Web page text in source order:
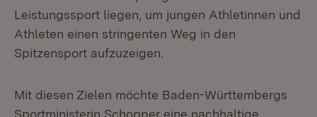
Leistungssport liegen, um jungen Athletinnen und
Athleten einen stringenten Weg in den
Spitzensport aufzuzeigen.
Mit diesen Zielen möchte Baden-Württembergs
Sportministerin Schopper eine nachhaltige